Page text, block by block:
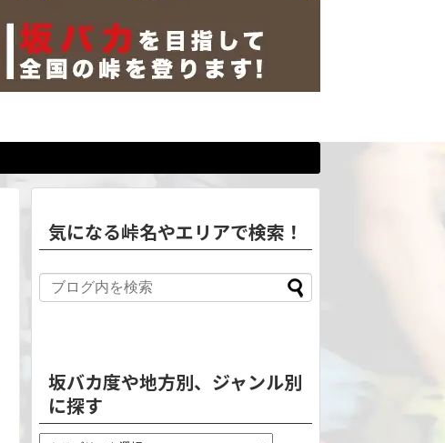
気になる峠名やエリアで検索！
坂バカ度や地方別、ジャンル別
に探す